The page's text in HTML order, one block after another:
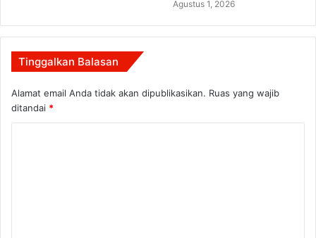
Agustus 1, 2026
Tinggalkan Balasan
Alamat email Anda tidak akan dipublikasikan. Ruas yang wajib
ditandai *